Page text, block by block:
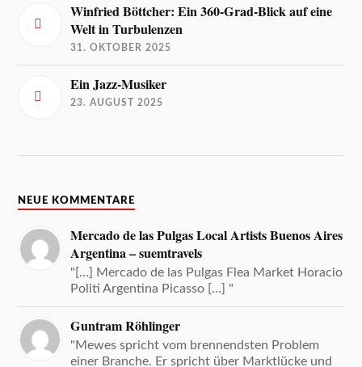
Winfried Böttcher: Ein 360-Grad-Blick auf eine
Welt in Turbulenzen
31. OKTOBER 2025
Ein Jazz-Musiker
23. AUGUST 2025
NEUE KOMMENTARE
Mercado de las Pulgas Local Artists Buenos Aires
Argentina – suemtravels
"[…] Mercado de las Pulgas Flea Market Horacio
Politi Argentina Picasso […] "
Guntram Röhlinger
"Mewes spricht vom brennendsten Problem
einer Branche. Er spricht über Marktlücke und